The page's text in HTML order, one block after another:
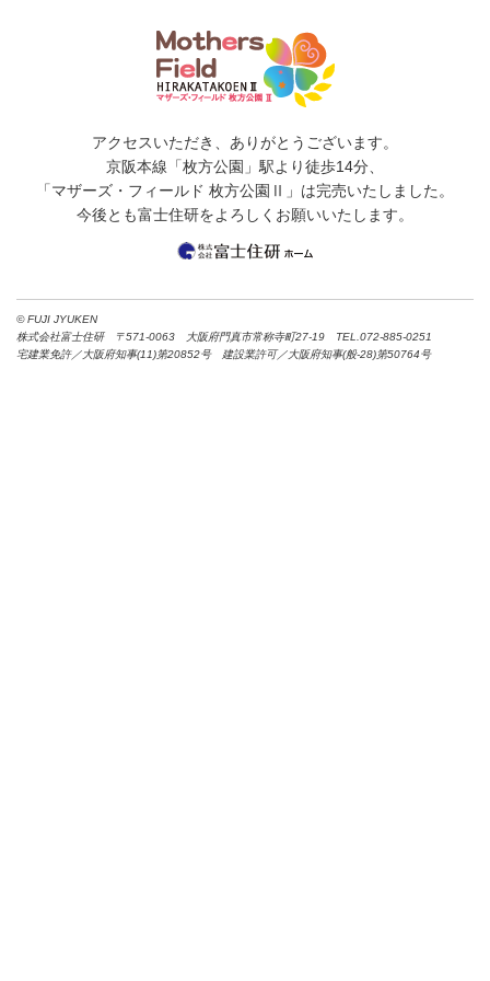
アクセスいただき、ありがとうございます。
京阪本線「枚方公園」駅より徒歩14分、
「マザーズ・フィールド 枚方公園Ⅱ」は完売いたしました。
今後とも富士住研をよろしくお願いいたします。
© FUJI JYUKEN
株式会社富士住研 〒571-0063 大阪府門真市常称寺町27-19 TEL.072-885-0251
宅建業免許／大阪府知事(11)第20852号 建設業許可／大阪府知事(般-28)第50764号